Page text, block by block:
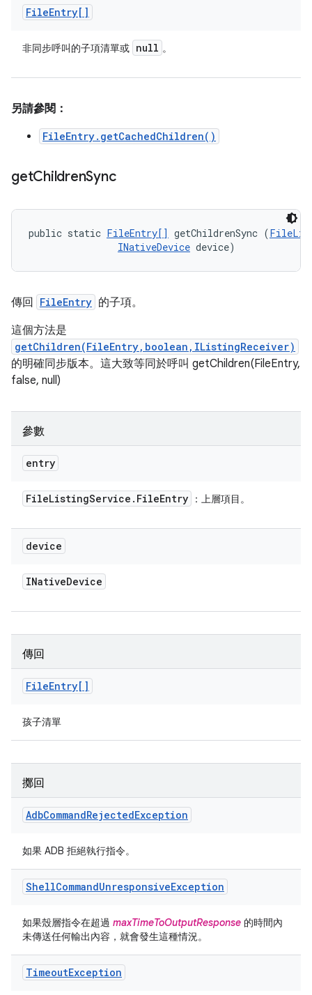
FileEntry[]
非同步呼叫的子項清單或 null 。
另請參閱：
FileEntry.getCachedChildren()
getChildrenSync
public static FileEntry[] getChildrenSync (
INativeDevice device)
傳回 FileEntry 的子項。
這個方法是
getChildren(FileEntry,boolean,IListingReceiver)
的明確同步版本。這大致等同於呼叫 getChildren(FileEntry,
false, null)
參數
entry
FileListingService . FileEntry ：上層項目。
device
INativeDevice
傳回
FileEntry[]
孩子清單
擲回
AdbCommandRejectedException
如果 ADB 拒絕執行指令。
ShellCommandUnresponsiveException
如果殼層指令在超過 maxTimeToOutputResponse 的時間內
未傳送任何輸出內容，就會發生這種情況。
TimeoutException